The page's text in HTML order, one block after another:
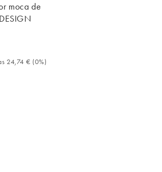
moca de
en últimos 30 días 24,74 € (0%). Antes
24,74 € (0%)